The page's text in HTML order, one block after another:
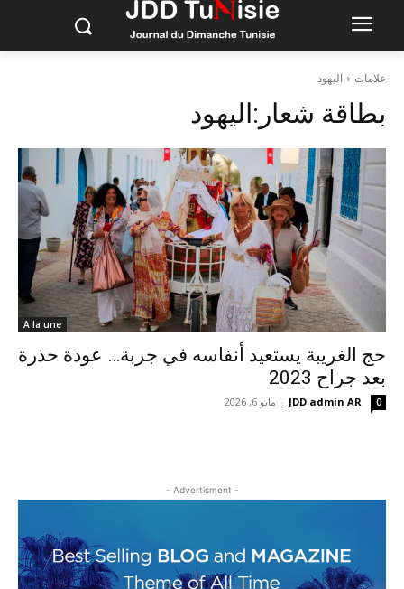
علامات اليهود
بطاقة شعار:اليهود
A la une
حج الغريبة يستعيد أنفاسه في جربة… عودة حذرة
بعد جراح 2023
JDD admin AR
- مايو 6, 2026 0
- Advertisment -